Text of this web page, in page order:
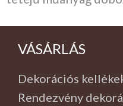
VÁSÁRLÁS
Dekorációs
Rendezvény